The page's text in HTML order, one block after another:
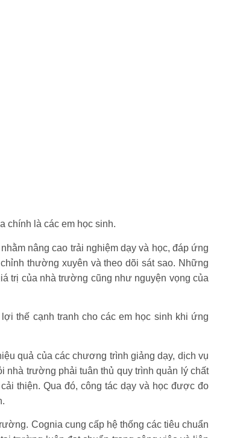
chính là các em học sinh.
nâng cao trải nghiệm dạy và học, đáp ứng
thường xuyên và theo dõi sát sao. Những
trị của nhà trường cũng như nguyện vọng của
thế cạnh tranh cho các em học sinh khi ứng
quả của các chương trình giảng dạy, dịch vụ
nhà trường phải tuân thủ quy trình quản lý chất
thiện. Qua đó, công tác dạy và học được đo
Cognia cung cấp hệ thống các tiêu chuẩn